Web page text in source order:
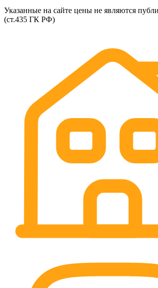
Указанные на сайте цены не являются
(ст.435 ГК РФ)